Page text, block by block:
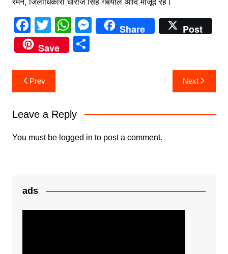
F
a
c
e
b
o
k
T
w
itt
er
W
h
at
p
p
M
e
er
Share
Post
Save
S
Post
navigation
Prev Next
Leave a Reply
You must be logged in to post a comment.
ads